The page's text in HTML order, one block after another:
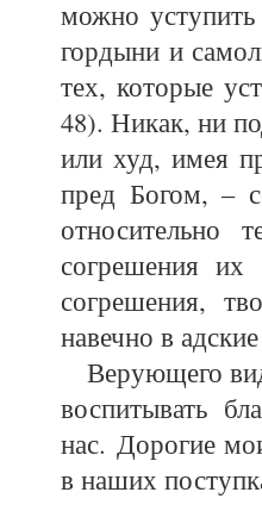
можно уступить
гордыни и
тех, которые
48). Никак, ни
или худ, имея
пред Богом, –
относительно
согрешения
согрешения,
навечно в
Верующего
воспитывать
нас. Дорогие
в наших